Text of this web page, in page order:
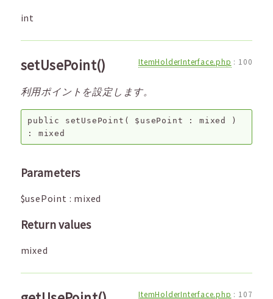
int
setUsePoint() ItemHolderInterface.php : 100
利用ポイントを設定します。
public setUsePoint ( $usePoint : mixed
)
: mixed
Parameters
$usePoint : mixed
Return values
mixed
ItemHolderInterface.php : 107